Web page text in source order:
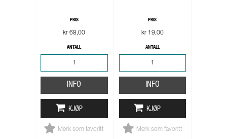
PRIS
kr 68,00
ANTALL
INFO
KJØP
Merk som favoritt
PRIS
kr 19,00
ANTALL
INFO
KJØP
Merk som favoritt